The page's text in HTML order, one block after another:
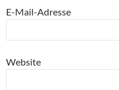
E-Mail-Adresse
Website